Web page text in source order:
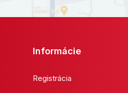
Informácie
Registrácia